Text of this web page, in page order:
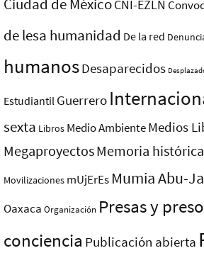
Ciudad de MéxicoCNI-EZLN
de lesa humanidad De la red
humanosDesaparecidos
Estudiantil Guerrero
sexta Libros Medio AmbienteMedios
MegaproyectosMemoria histórica
Movilizaciones mUjErEs Mumia Abu-
Oaxaca Organización Presas y
conciencia Publicación abierta